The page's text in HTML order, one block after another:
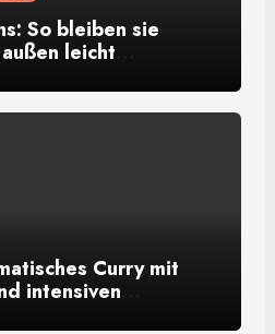
So bleiben sie
leicht
Curry mit
intensiven